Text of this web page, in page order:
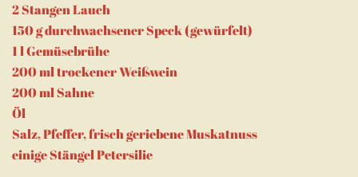
2 Stangen Lauch
150 g durchwachsener Speck (gewürfelt)
1 l Gemüsebrühe
200 ml trockener Weißwein
200 ml Sahne
Öl
Salz, Pfeffer, frisch geriebene Muskatnuss
einige Stängel Petersilie